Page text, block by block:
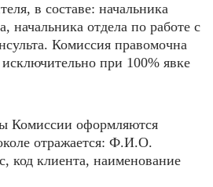
в составе: начальника
начальника отдела по работе с
Комиссия правомочна
при 100% явке
Комиссии оформляются
отражается: Ф.И.О.
код клиента, наименование